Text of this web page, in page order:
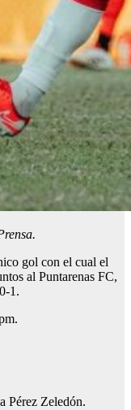
gol con el cual el
al Puntarenas FC,
1.
Pérez Zeledón.